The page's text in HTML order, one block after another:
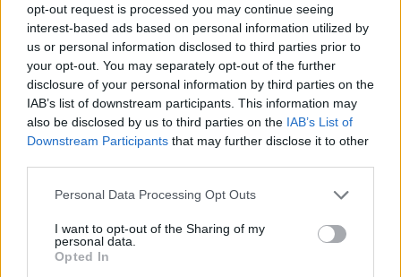
opt-out request is processed you may continue seeing
interest-based ads based on personal information utilized by
us or personal information disclosed to third parties prior to
your opt-out. You may separately opt-out of the further
disclosure of your personal information by third parties on the
IAB’s list of downstream participants. This information may
also be disclosed by us to third parties on the IAB’s List of
Downstream Participants that may further disclose it to other
Please note that this website/app uses one or more Google
not limited to your visit or usage behaviour. You may click to
grant or deny consent to Google and its third-party tags to
use your data for below specified purposes in below Google
Personal Data Processing Opt Outs
I want to opt-out of the Sharing of my
personal data.
Opted In
fondono il fascino francese con il calore
mediterraneo. Il risultato è una collezione capsule
che incarna sia l’artigianato artigianaleche
l’eleganza poetica, perfetta per i mesi autunnali.
Morgane Sézalory, la forza creativa dietro Sézane,
ha realizzato capi caratterizzati da ricami intricati e
tessuti naturali, arricchiti da tonalità calde che
richiamano il fogliame autunnale.1
Ricreare il look
Una delle collaborazioni più interessanti di questa